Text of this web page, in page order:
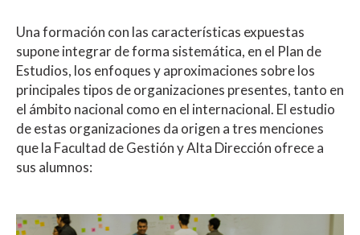
Una formación con las características expuestas
supone integrar de forma sistemática, en el Plan de
Estudios, los enfoques y aproximaciones sobre los
principales tipos de organizaciones presentes, tanto en
el ámbito nacional como en el internacional. El estudio
de estas organizaciones da origen a tres menciones
que la Facultad de Gestión y Alta Dirección ofrece a
sus alumnos: